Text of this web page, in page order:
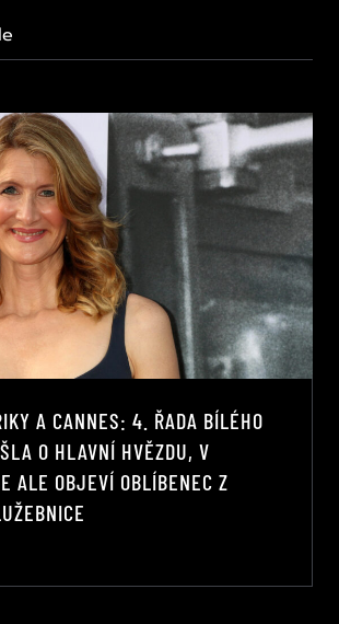
A CANNES: 4. ŘADA BÍLÉHO
O HLAVNÍ HVĚZDU, V
ALE OBJEVÍ OBLÍBENEC Z